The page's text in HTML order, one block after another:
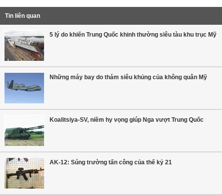
Tin liên quan
5 lý do khiến Trung Quốc khinh thường siêu tàu khu trục Mỹ
Những máy bay do thám siêu khủng của không quân Mỹ
Koalitsiya-SV, niềm hy vọng giúp Nga vượt Trung Quốc
AK-12: Súng trường tấn công của thế kỷ 21